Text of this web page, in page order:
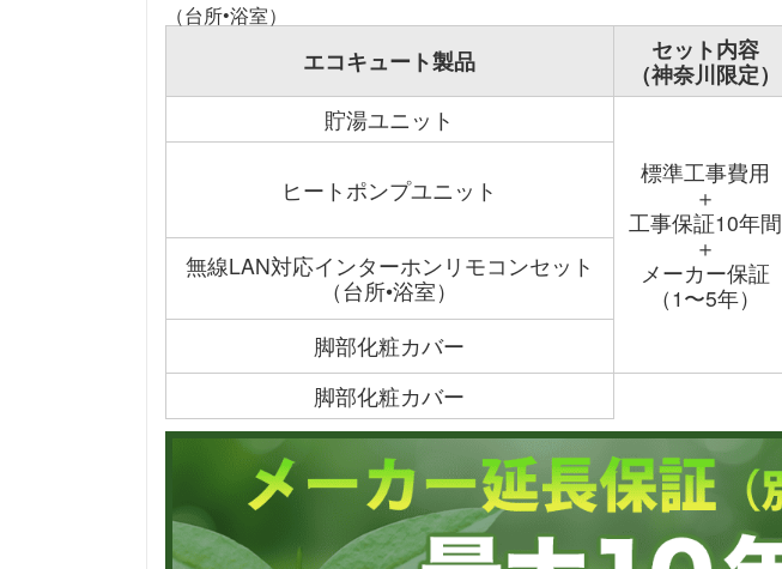
（台所•浴室）
エコキュート製品
セット内容
（神奈川限定）
貯湯ユニット
標準工事費用
＋
工事保証10年間
＋
メーカー保証
（1〜5年）
ヒートポンプユニット
無線LAN対応インターホンリモコンセット
（台所•浴室）
脚部化粧カバー
脚部化粧カバー